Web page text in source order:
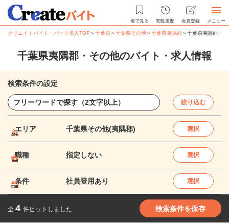
後で見る 閲覧履歴 会員登録 メニュー
クリエイトバイト・パート求人TOP ＞千葉県＞千葉県その他＞千葉県夷隅郡＞千葉県夷隅郡・
千葉県夷隅郡・その他のバイト・求人情報
検索条件の設定
絞り込む
エリア 千葉県その他(夷隅郡) 選択
職種 指定しない 選択
条件 社員登用あり 選択
全 4 件ヒットしました 検索条件を保存